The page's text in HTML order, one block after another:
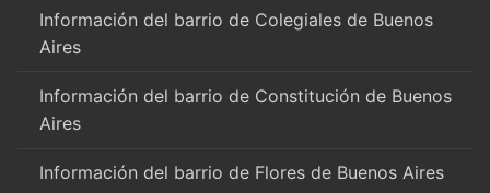
Información del barrio de Colegiales de Buenos
Aires
Información del barrio de Constitución de Buenos
Aires
Información del barrio de Flores de Buenos Aires